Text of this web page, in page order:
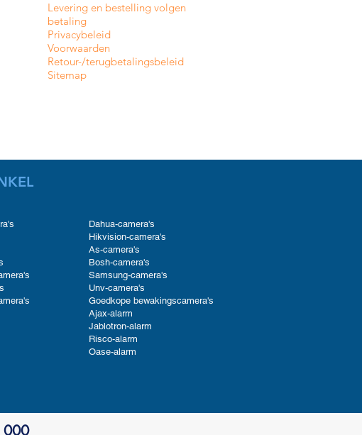
Levering en bestelling volgen
betaling
Privacybeleid
Voorwaarden
Retour-/terugbetalingsbeleid
Sitemap
Dahua-camera's
Hikvision-camera's
As-camera's
Bosh-camera's
Samsung-camera's
Unv-camera's
Goedkope bewakingscamera's
Ajax-alarm
Jablotron-alarm
Risco-alarm
Oase-alarm
000